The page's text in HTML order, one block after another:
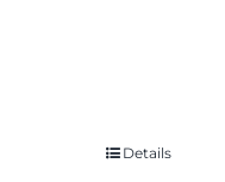
Details